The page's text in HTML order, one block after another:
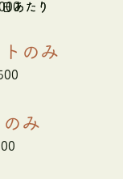
あたり
あたり
のみ
のみ